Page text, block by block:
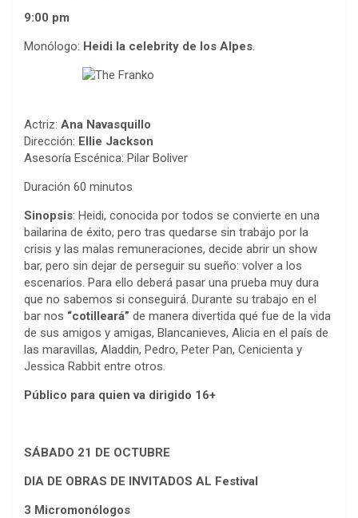
9:00 pm
Monólogo: Heidi la celebrity de los Alpes.
Actriz: Ana Navasquillo
Dirección: Ellie Jackson
Asesoría Escénica: Pilar Boliver
Duración 60 minutos
Sinopsis: Heidi, conocida por todos se convierte en una
bailarina de éxito, pero tras quedarse sin trabajo por la
crisis y las malas remuneraciones, decide abrir un show
bar, pero sin dejar de perseguir su sueño: volver a los
escenarios. Para ello deberá pasar una prueba muy dura
que no sabemos si conseguirá. Durante su trabajo en el
bar nos “cotilleará” de manera divertida qué fue de la vida
de sus amigos y amigas, Blancanieves, Alicia en el país de
las maravillas, Aladdin, Pedro, Peter Pan, Cenicienta y
Jessica Rabbit entre otros.
Público para quien va dirigido 16+
SÁBADO 21 DE OCTUBRE
DIA DE OBRAS DE INVITADOS AL Festival
3 Micromonólogos